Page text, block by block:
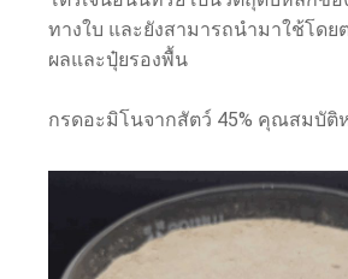
ทางใบ และยังสามารถนำมาใช้โดย
ผลและปุ๋ยรองพื้น
กรดอะมิโนจากสัตว์ 45% คุณสมบัติ